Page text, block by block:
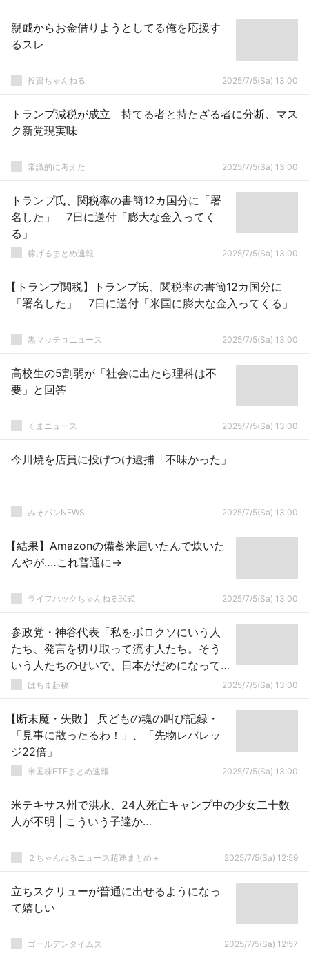
親戚からお金借りようとしてる俺を応援す
るスレ
投資ちゃんねる 2025/7/5(Sa) 13:00
トランプ減税が成立 持てる者と持たざる者に分断、マス
ク新党現実味
常識的に考えた 2025/7/5(Sa) 13:00
トランプ氏、関税率の書簡12カ国分に「署
名した」 7日に送付「膨大な金入ってく
る」
稼げるまとめ速報 2025/7/5(Sa) 13:00
【トランプ関税】トランプ氏、関税率の書簡12カ国分に
「署名した」 7日に送付「米国に膨大な金入ってくる」
黒マッチョニュース 2025/7/5(Sa) 13:00
高校生の5割弱が「社会に出たら理科は不
要」と回答
くまニュース 2025/7/5(Sa) 13:00
今川焼を店員に投げつけ逮捕「不味かった」
みそパンNEWS 2025/7/5(Sa) 13:00
【結果】Amazonの備蓄米届いたんで炊いた
んやが‥‥これ普通に→
ライフハックちゃんねる弐式 2025/7/5(Sa) 13:00
参政党・神谷代表「私をボロクソにいう人
たち、発言を切り取って流す人たち。そう
いう人たちのせいで、日本がだめになって
きたんじゃないんですか！ふざけるな！」
はちま起稿 2025/7/5(Sa) 13:00
【断末魔・失敗】 兵どもの魂の叫び記録・
「見事に散ったるわ！」、「先物レバレッ
ジ22倍」
米国株ETFまとめ速報 2025/7/5(Sa) 13:00
米テキサス州で洪水、24人死亡キャンプ中の少女二十数
人が不明 | こういう子達か…
２ちゃんねるニュース超速まとめ＋ 2025/7/5(Sa) 12:59
立ちスクリューが普通に出せるようになっ
て嬉しい
ゴールデンタイムズ 2025/7/5(Sa) 12:57